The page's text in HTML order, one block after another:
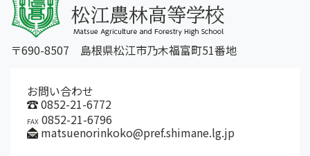
〒690-8507 島根県松江市乃木福富町51番地
お問い合わせ
0852-21-6772
FAX 0852-21-6796
matsuenorinkoko@pref.shimane.lg.jp